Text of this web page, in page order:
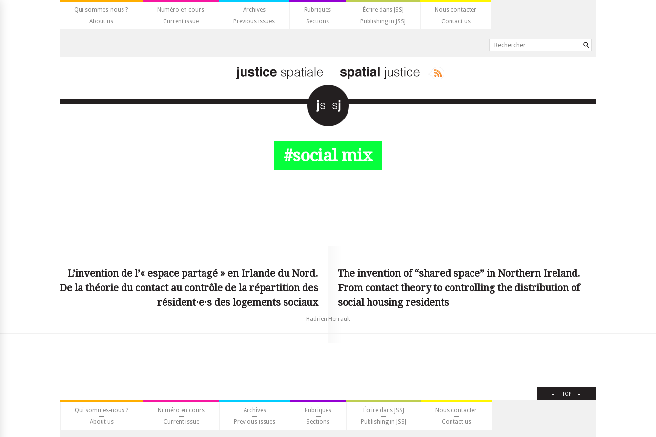
Qui sommes-nous ?
About us
Numéro en cours
Current issue
Archives
Previous issues
Rubriques
Sections
Écrire dans JSSJ
Publishing in JSSJ
Nous contacter
Contact us
#social mix
L’invention de l’« espace partagé » en Irlande du Nord.
De la théorie du contact au contrôle de la répartition des
résident·e·s des logements sociaux
The invention of “shared space” in Northern Ireland.
From contact theory to controlling the distribution of
social housing residents
Hadrien Herrault
TOP
Qui sommes-nous ?
About us
Numéro en cours
Current issue
Archives
Previous issues
Rubriques
Sections
Écrire dans JSSJ
Publishing in JSSJ
Nous contacter
Contact us